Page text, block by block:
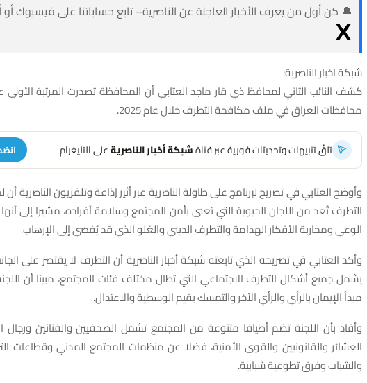
🔔 كن أول من يعرف الأخبار العاجلة عن الناصرية– تابع حساباتنا على فيسبوك
شبكة اخبار الناصرية:
كشف النائب الثاني لمحافظ ذي قار ماجد العتابي أن المحافظة تصدرت المرتبة
محافظات العراق في ملف مكافحة التطرف خلال عام 2025.
تلقَّ تنبيهات وتحديثات فورية عبر قناةشبكة أخبار الناصريةعلى التليغرام
وأوضح العتابي في تصريح لبرنامج على طاولة الناصرية عبر أثير إذاعة وتلفزيون الناصرية
التطرف تُعد من اللجان الحيوية التي تعنى بأمن المجتمع وسلامة أفراده، مشيرا إلى
الوعي ومحاربة الأفكار الهدامة والتطرف الديني والغلو الذي قد يُفضي إلى الإرهاب.
وأكد العتابي في تصريحه الذي تابعته شبكة أخبار الناصرية أن التطرف لا يقتصر على
يشمل جميع أشكال التطرف الاجتماعي التي تطال مختلف فئات المجتمع، مبينا أن
مبدأ الإيمان بالرأي والرأي الآخر والتمسك بقيم الوسطية والاعتدال.
وأفاد بأن اللجنة تضم أطيافا متنوعة من المجتمع تشمل الصحفيين والفنانين ورجال
العشائر والقانونيين والقوى الأمنية، فضلا عن منظمات المجتمع المدني وقطاعات
والشباب وفرق تطوعية شبابية.